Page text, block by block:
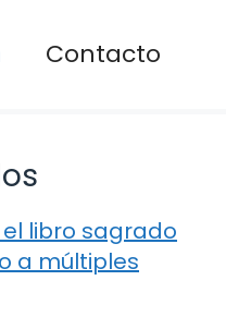
Contacto
el libro sagrado
a múltiples